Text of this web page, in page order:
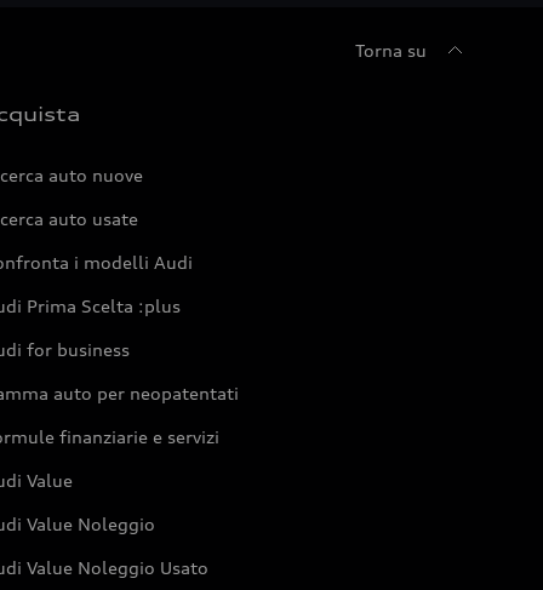
Torna su
auto nuove
auto usate
i modelli Audi
Prima Scelta :plus
for business
auto per neopatentati
finanziarie e servizi
Value
Value Noleggio
Value Noleggio Usato